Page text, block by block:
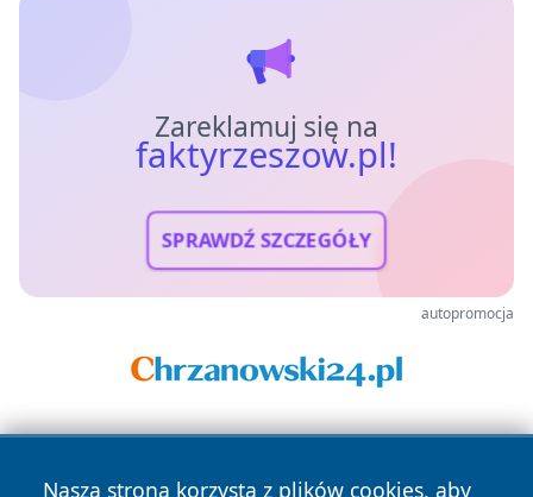
Zareklamuj się na
faktyrzeszow.pl!
SPRAWDŹ SZCZEGÓŁY
autopromocja
Nasza strona korzysta z plików cookies, aby